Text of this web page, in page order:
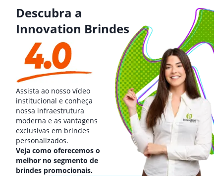
Descubra a
Innovation Brindes
Assista ao nosso vídeo
institucional e conheça
nossa infraestrutura
moderna e as vantagens
exclusivas em brindes
personalizados.
Veja como oferecemos o
melhor no segmento de
brindes promocionais.